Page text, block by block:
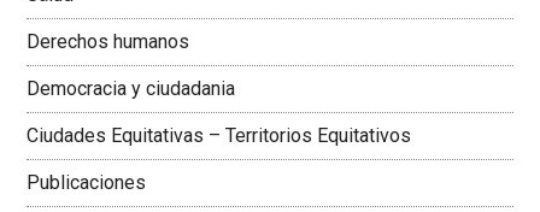
Derechos humanos
Democracia y ciudadania
Ciudades Equitativas – Territorios Equitativos
Publicaciones